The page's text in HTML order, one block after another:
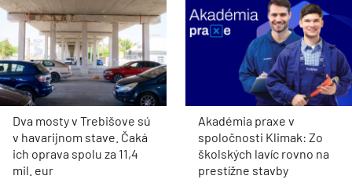
Dva mosty v Trebišove sú
v havarijnom stave. Čaká
ich oprava spolu za 11,4
mil. eur
Akadémia praxe v
spoločnosti Klimak: Zo
školských lavíc rovno na
prestížne stavby